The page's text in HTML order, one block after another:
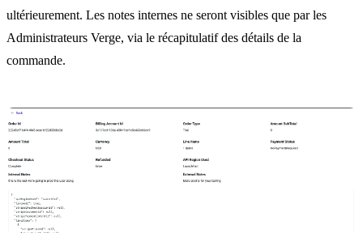
ultérieurement. Les notes internes ne seront visibles que par les
Administrateurs Verge, via le récapitulatif des détails de la
commande.